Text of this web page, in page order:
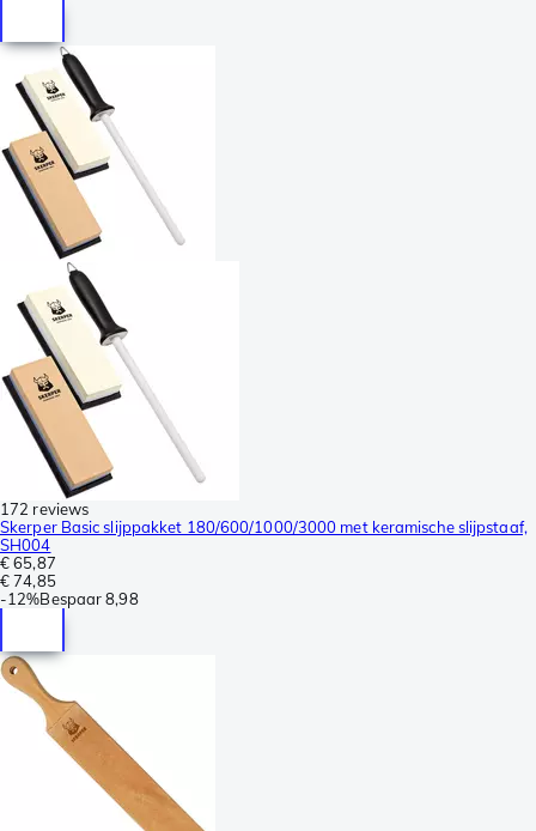
172 reviews
Skerper Basic slijppakket 180/600/1000/3000 met keramische slijpstaaf,
SH004
€ 65,87
€ 74,85
-12%Bespaar 8,98